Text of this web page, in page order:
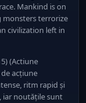
Mankind is on
monsters terrorize
civilization left in
(Actiune
acțiune
ritm rapid și
iar noutățile sunt